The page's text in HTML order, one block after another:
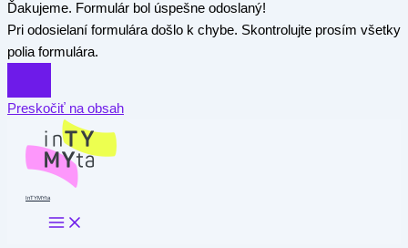
Ďakujeme. Formulár bol úspešne odoslaný!
Pri odosielaní formulára došlo k chybe. Skontrolujte prosím všetky
polia formulára.
Preskočiť na obsah
InTYMYta